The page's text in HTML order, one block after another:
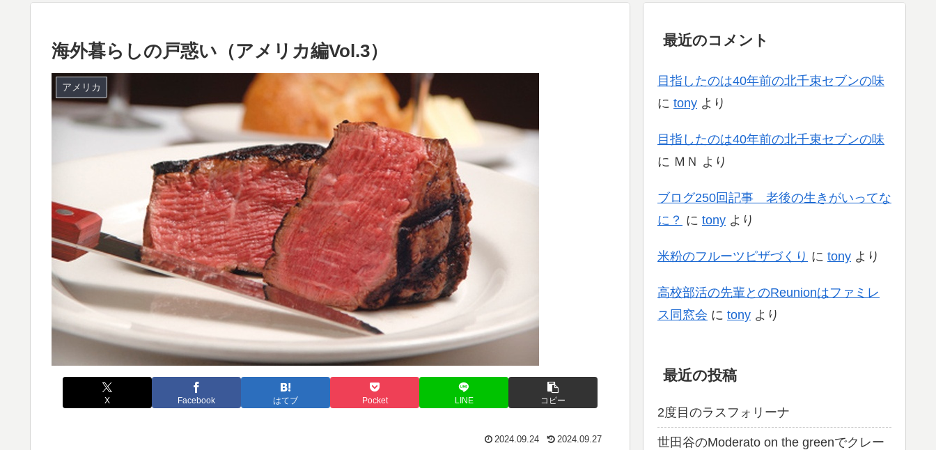
海外暮らしの戸惑い（アメリカ編Vol.3）
アメリカ
X Facebook はてブ Pocket LINE コピー
2024.09.24 2024.09.27
最近のコメント
目指したのは40年前の北千束セブンの味
に tony より
目指したのは40年前の北千束セブンの味
に ＭＮ より
ブログ250回記事 老後の生きがいってな
に？ に tony より
米粉のフルーツピザづくり に tony より
高校部活の先輩とのReunionはファミレ
ス同窓会 に tony より
最近の投稿
2度目のラスフォリーナ
世田谷のModerato on the greenでクレー